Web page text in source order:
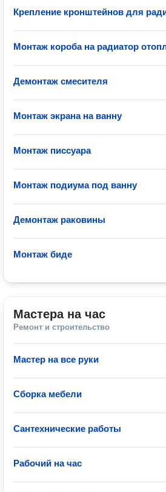
Крепление кронштейнов для
Монтаж короба на радиатор
Демонтаж смесителя
Монтаж экрана на ванну
Монтаж писсуара
Монтаж подиума под ванну
Демонтаж раковины
Монтаж биде
Мастера на час
Ремонт и строительство
Мастер на все руки
Сборка мебели
Сантехнические работы
Рабочий на час